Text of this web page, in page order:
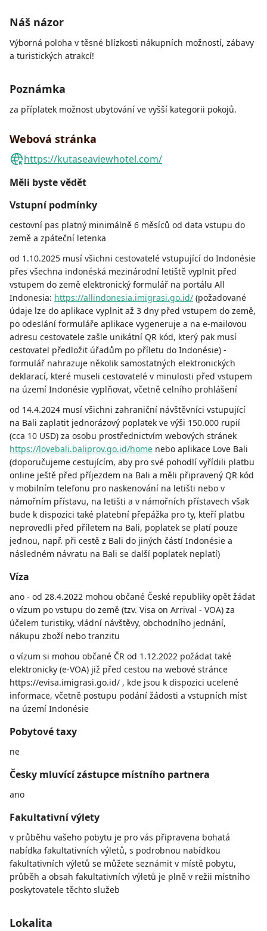
Náš názor
Výborná poloha v těsné blízkosti nákupních možností, zábavy
a turistických atrakcí!
Poznámka
za příplatek možnost ubytování ve vyšší kategorii pokojů.
Webová stránka
https://kutaseaviewhotel.com/
Měli byste vědět
Vstupní podmínky
cestovní pas platný minimálně 6 měsíců od data vstupu do
země a zpáteční letenka
od 1.10.2025 musí všichni cestovatelé vstupující do Indonésie
přes všechna indonéská mezinárodní letiště vyplnit před
vstupem do země elektronický formulář na portálu All
Indonesia: https://allindonesia.imigrasi.go.id/ (požadované
údaje lze do aplikace vyplnit až 3 dny před vstupem do země,
po odeslání formuláře aplikace vygeneruje a na e-mailovou
adresu cestovatele zašle unikátní QR kód, který pak musí
cestovatel předložit úřadům po příletu do Indonésie) -
formulář nahrazuje několik samostatných elektronických
deklarací, které museli cestovatelé v minulosti před vstupem
na území Indonésie vyplňovat, včetně celního prohlášení
od 14.4.2024 musí všichni zahraniční návštěvníci vstupující
na Bali zaplatit jednorázový poplatek ve výši 150.000 rupií
(cca 10 USD) za osobu prostřednictvím webových stránek
https://lovebali.baliprov.go.id/home nebo aplikace Love Bali
(doporučujeme cestujícím, aby pro své pohodlí vyřídili platbu
online ještě před příjezdem na Bali a měli připravený QR kód
v mobilním telefonu pro naskenování na letišti nebo v
námořním přístavu, na letišti a v námořních přístavech však
bude k dispozici také platební přepážka pro ty, kteří platbu
neprovedli před příletem na Bali, poplatek se platí pouze
jednou, např. při cestě z Bali do jiných částí Indonésie a
následném návratu na Bali se další poplatek neplatí)
Víza
ano - od 28.4.2022 mohou občané České republiky opět žádat
o vízum po vstupu do země (tzv. Visa on Arrival - VOA) za
účelem turistiky, vládní návštěvy, obchodního jednání,
nákupu zboží nebo tranzitu
o vízum si mohou občané ČR od 1.12.2022 požádat také
elektronicky (e-VOA) již před cestou na webové stránce
https://evisa.imigrasi.go.id/ , kde jsou k dispozici ucelené
informace, včetně postupu podání žádosti a vstupních míst
na území Indonésie
Pobytové taxy
ne
Česky mluvící zástupce místního partnera
ano
Fakultativní výlety
v průběhu vašeho pobytu je pro vás připravena bohatá
nabídka fakultativních výletů, s podrobnou nabídkou
fakultativních výletů se můžete seznámit v místě pobytu,
průběh a obsah fakultativních výletů je plně v režii místního
poskytovatele těchto služeb
Lokalita